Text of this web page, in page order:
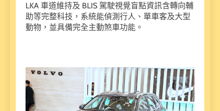
LKA 車道維持及 BLIS 駕駛視覺盲點資訊含轉向輔
助等完整科技，系統能偵測行人、單車客及大型
動物，並具備完全主動煞車功能。